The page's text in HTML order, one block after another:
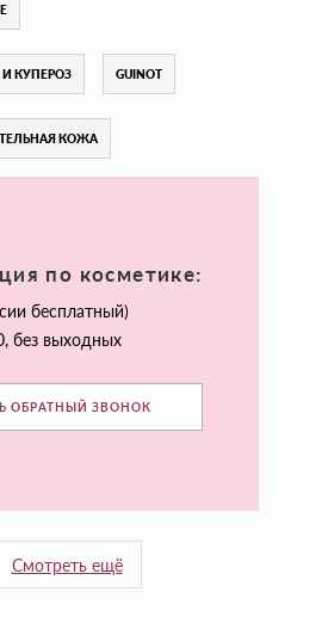
КУПЕРОЗ GUINOT
КОЖА
по косметике:
бесплатный)
без выходных
ОБРАТНЫЙ ЗВОНОК
Смотреть ещё